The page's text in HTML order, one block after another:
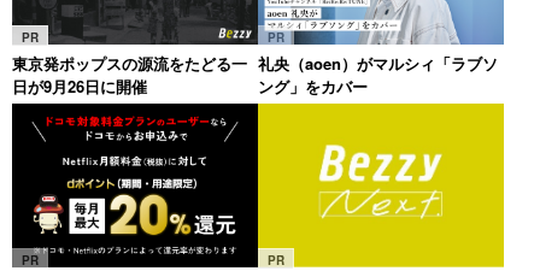
PR
東京発ポップスの源流をたどる一
日が9月26日に開催
PR
礼央（aoen）がマルシィ「ラブソ
ング」をカバー
PR PR